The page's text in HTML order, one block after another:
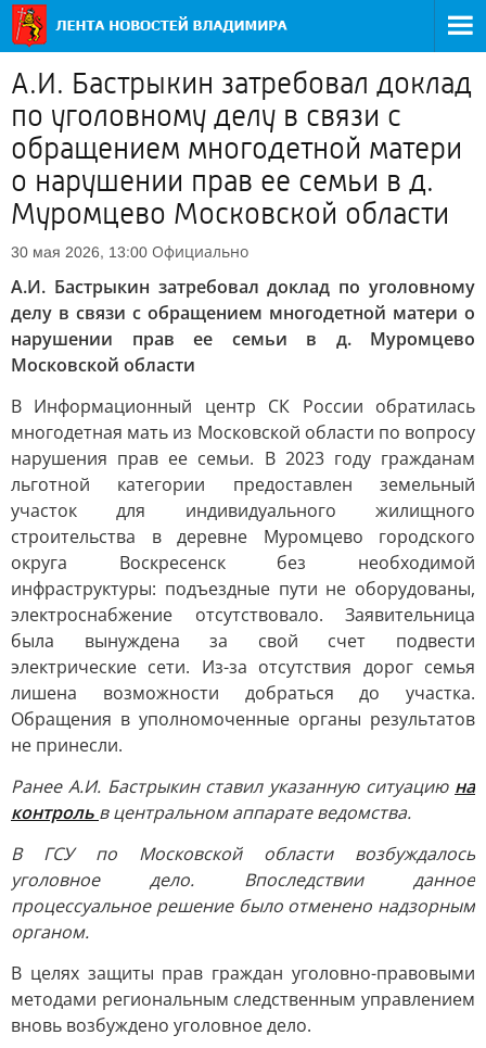
А.И. Бастрыкин затребовал доклад
по уголовному делу в связи с
обращением многодетной матери
о нарушении прав ее семьи в д.
Муромцево Московской области
30 мая 2026, 13:00 Официально
А.И. Бастрыкин затребовал доклад по уголовному
делу в связи с обращением многодетной матери о
нарушении прав ее семьи в д. Муромцево
Московской области
В Информационный центр СК России обратилась
многодетная мать из Московской области по вопросу
нарушения прав ее семьи. В 2023 году гражданам
льготной категории предоставлен земельный
участок для индивидуального жилищного
строительства в деревне Муромцево городского
округа Воскресенск без необходимой
инфраструктуры: подъездные пути не оборудованы,
электроснабжение отсутствовало. Заявительница
была вынуждена за свой счет подвести
электрические сети. Из-за отсутствия дорог семья
лишена возможности добраться до участка.
Обращения в уполномоченные органы результатов
не принесли.
Ранее А.И. Бастрыкин ставил указанную ситуацию на
контроль в центральном аппарате ведомства.
В ГСУ по Московской области возбуждалось
уголовное дело. Впоследствии данное
процессуальное решение было отменено надзорным
органом.
В целях защиты прав граждан уголовно-правовыми
методами региональным следственным управлением
вновь возбуждено уголовное дело.